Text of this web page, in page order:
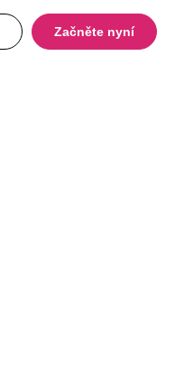
Začněte nyní